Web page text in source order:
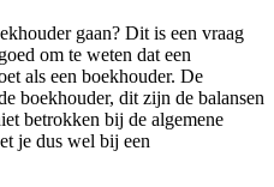
gaan? Dit is een vraag
om te weten dat een
als een boekhouder. De
boekhouder, dit zijn de balansen
betrokken bij de algemene
je dus wel bij een